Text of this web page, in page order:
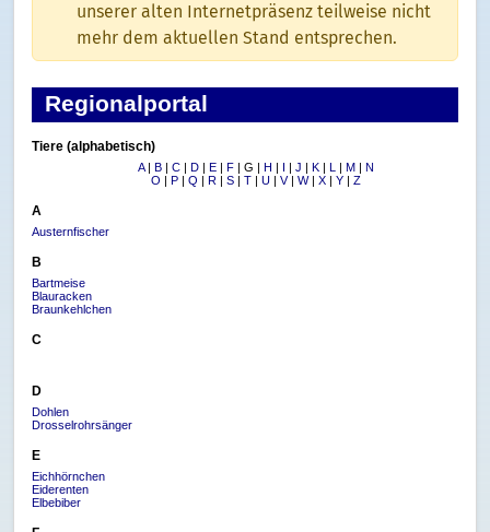
unserer alten Internetpräsenz teilweise nicht
mehr dem aktuellen Stand entsprechen.